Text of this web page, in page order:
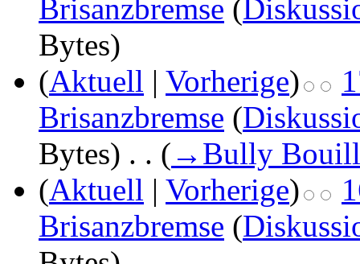
Brisanzbremse (
Bytes)
(Aktuell | Vorherige)
Brisanzbremse (
Bytes) . . ( → Bully
(Aktuell | Vorherige)
Brisanzbremse (